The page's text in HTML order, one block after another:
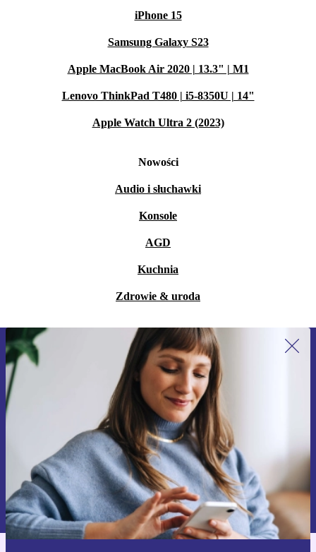
iPhone 15
Samsung Galaxy S23
Apple MacBook Air 2020 | 13.3" | M1
Lenovo ThinkPad T480 | i5-8350U | 14"
Apple Watch Ultra 2 (2023)
Nowości
Audio i słuchawki
Konsole
AGD
Kuchnia
Zdrowie & uroda
Zapisz się na nasz newsletter!
Nie przegap żadnej oferty.
Zarejestruj się
Informacje na temat używania danych osobowych znajdują się w
naszej
Polityce prywatności